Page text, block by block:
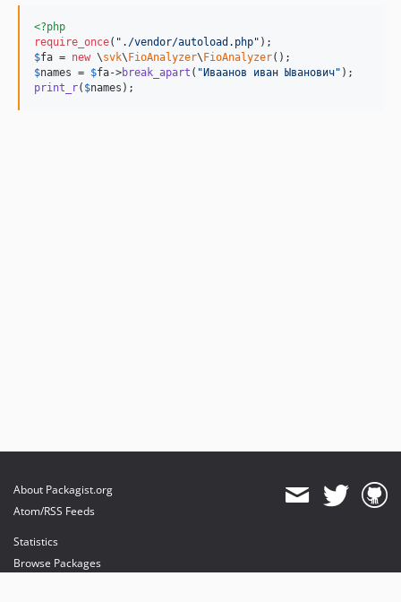
<?php
require_once( " ./vendor/autoload.php"
$fa = new \svk\ FioAnalyzer\ FioAnalyzer
$names = $fa->break_apart ( " Иваанов иван Ыванович"
print_r( $names );
About Packagist.org
Atom/RSS Feeds
Statistics
Browse Packages